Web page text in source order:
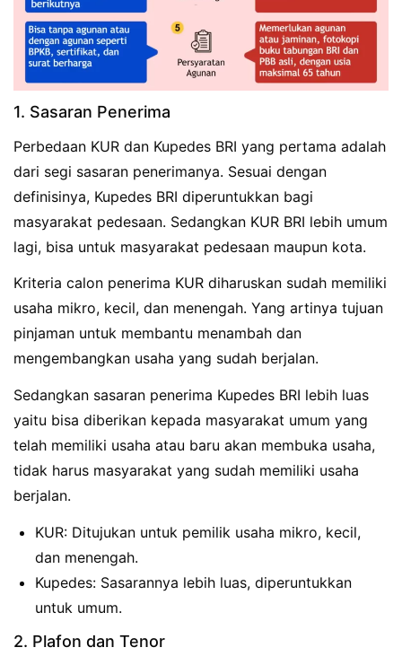
1. Sasaran Penerima
Perbedaan KUR dan Kupedes BRI yang pertama adalah
dari segi sasaran penerimanya. Sesuai dengan
definisinya, Kupedes BRI diperuntukkan bagi
masyarakat pedesaan. Sedangkan KUR BRI lebih umum
lagi, bisa untuk masyarakat pedesaan maupun kota.
Kriteria calon penerima KUR diharuskan sudah memiliki
usaha mikro, kecil, dan menengah. Yang artinya tujuan
pinjaman untuk membantu menambah dan
mengembangkan usaha yang sudah berjalan.
Sedangkan sasaran penerima Kupedes BRI lebih luas
yaitu bisa diberikan kepada masyarakat umum yang
telah memiliki usaha atau baru akan membuka usaha,
tidak harus masyarakat yang sudah memiliki usaha
berjalan.
KUR: Ditujukan untuk pemilik usaha mikro, kecil,
dan menengah.
Kupedes: Sasarannya lebih luas, diperuntukkan
untuk umum.
2. Plafon dan Tenor